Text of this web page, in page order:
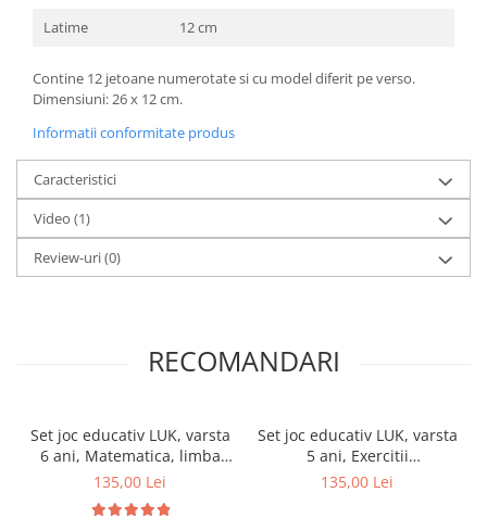
Latime
12 cm
Contine 12 jetoane numerotate si cu model diferit pe verso.
Dimensiuni: 26 x 12 cm.
Informatii conformitate produs
Caracteristici
Video (1)
Review-uri(0)
RECOMANDARI
Set joc educativ LUK, varsta
6 ani, Matematica, limba
romana, logica si
EK6152
135,00 Lei
Set joc educativ LUK, varsta
5 ani, Exercitii
interdisciplinare
135,00 Lei